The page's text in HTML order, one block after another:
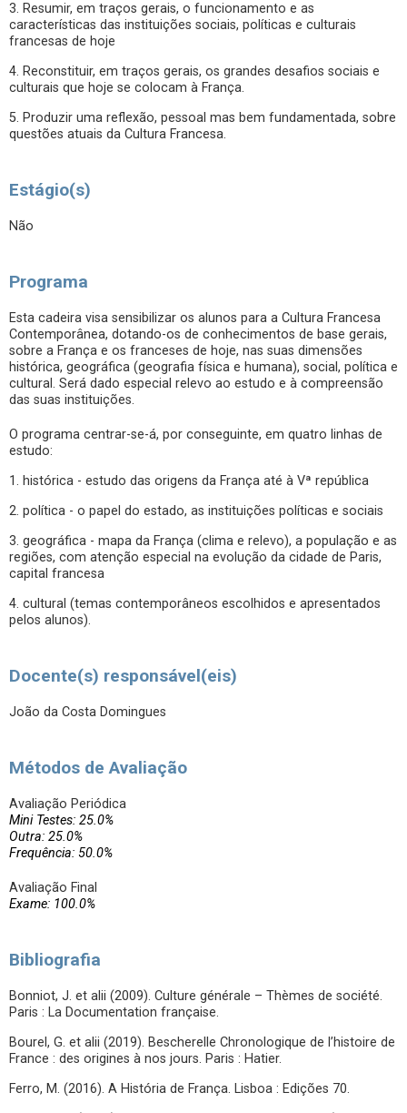
3. Resumir, em traços gerais, o funcionamento e as
características das instituições sociais, políticas e culturais
francesas de hoje
4. Reconstituir, em traços gerais, os grandes desafios sociais e
culturais que hoje se colocam à França.
5. Produzir uma reflexão, pessoal mas bem fundamentada, sobre
questões atuais da Cultura Francesa.
Estágio(s)
Não
Programa
Esta cadeira visa sensibilizar os alunos para a Cultura Francesa
Contemporânea, dotando-os de conhecimentos de base gerais,
sobre a França e os franceses de hoje, nas suas dimensões
histórica, geográfica (geografia física e humana), social, política e
cultural. Será dado especial relevo ao estudo e à compreensão
das suas instituições.
O programa centrar-se-á, por conseguinte, em quatro linhas de
estudo:
1. histórica - estudo das origens da França até à Vª república
2. política - o papel do estado, as instituições políticas e sociais
3. geográfica - mapa da França (clima e relevo), a população e as
regiões, com atenção especial na evolução da cidade de Paris,
capital francesa
4. cultural (temas contemporâneos escolhidos e apresentados
pelos alunos).
Docente(s) responsável(eis)
João da Costa Domingues
Métodos de Avaliação
Avaliação Periódica
Mini Testes: 25.0%
Outra: 25.0%
Frequência: 50.0%
Avaliação Final
Exame: 100.0%
Bibliografia
Bonniot, J. et alii (2009). Culture générale – Thèmes de société.
Paris : La Documentation française.
Bourel, G. et alii (2019). Bescherelle Chronologique de l’histoire de
France : des origines à nos jours. Paris : Hatier.
Ferro, M. (2016). A História de França. Lisboa : Edições 70.